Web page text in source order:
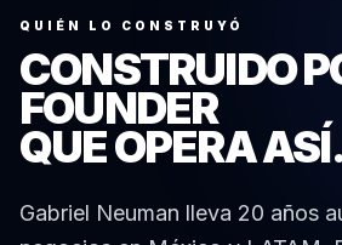
QUIÉN LO CONSTRUYÓ
CONSTRUIDO
FOUNDER
QUEOPERA
Gabriel Neuman lleva 20 años